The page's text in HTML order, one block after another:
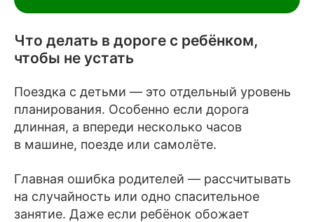
Что делать в дороге с ребёнком,
чтобы не устать
Поездка с детьми — это отдельный уровень
планирования. Особенно если дорога
длинная, а впереди несколько часов
в машине, поезде или самолёте.
Главная ошибка родителей — рассчитывать
на случайность или одно спасительное
занятие. Даже если ребёнок обожает